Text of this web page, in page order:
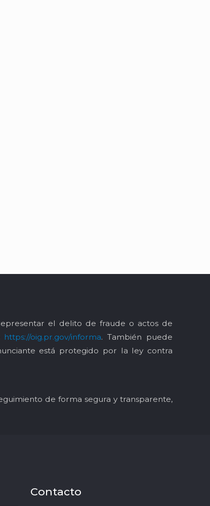
el delito de fraude o actos de
https://oig.pr.gov/informa. También puede
está protegido por la ley contra
de forma segura y transparente,
Contacto